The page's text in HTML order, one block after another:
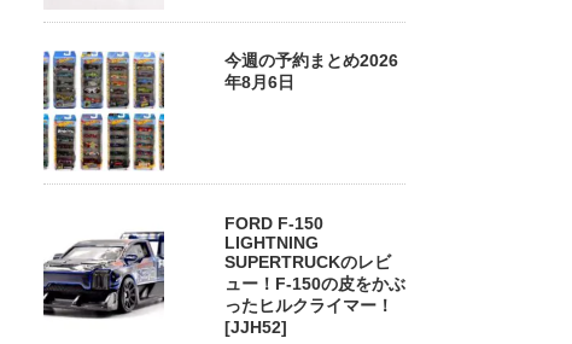
今週の予約まとめ2026
年8月6日
FORD F-150
LIGHTNING
SUPERTRUCKのレビ
ュー！F-150の皮をかぶ
ったヒルクライマー！
[JJH52]